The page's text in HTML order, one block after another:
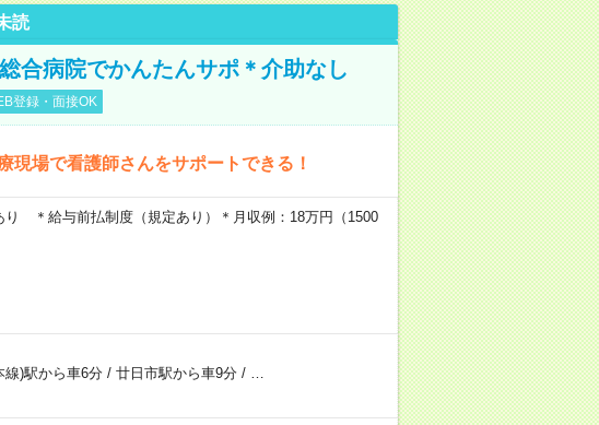
読
合病院でかんたんサポ＊介助なし
登録・面接OK
現場で看護師さんをサポートできる！
＊給与前払制度（規定あり）＊月収例：18万円（1500
線)駅から車6分/ 廿日市駅から車9分/